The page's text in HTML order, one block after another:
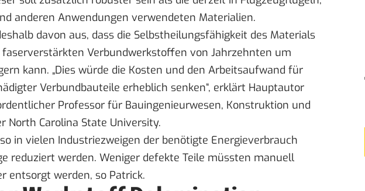
anderen Anwendungen verwendeten Materialien.
davon aus, dass die Selbstheilungsfähigkeit des Materials
faserverstärkten Verbundwerkstoffen von Jahrzehnten um
kann. „Dies würde die Kosten und den Arbeitsaufwand für
Verbundbauteile erheblich senken“, erklärt Hauptautor
Professor für Bauingenieurwesen, Konstruktion und
North Carolina State University.
in vielen Industriezweigen der benötigte Energieverbrauch
reduziert werden. Weniger defekte Teile müssten manuell
entsorgt werden, so Patrick.